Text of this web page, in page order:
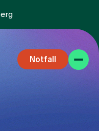
Notfall